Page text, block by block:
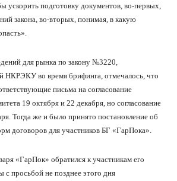
ускорить подготовку документов, во-первых,
закона, во-вторых, понимая, в какую
для рынка по закону №3220,
НКРЭКУ во время брифинга, отмечалось, что
письма на согласование
19 октября и 22 декабря, но согласование
Тогда же и было принято постановление об
договоров для участников БГ «ГарПока».
«ГарПок» обратился к участникам его
просьбой не позднее этого дня